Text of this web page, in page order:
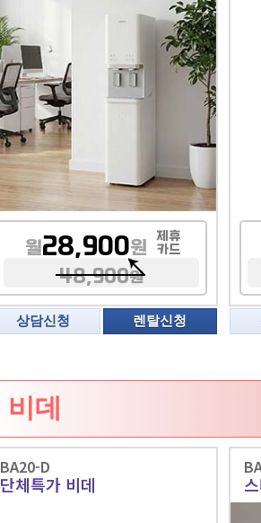
월28,900원
제휴
카드
48,900원
상담신청 렌탈신청
비데
BA20-D
단체특가 비데